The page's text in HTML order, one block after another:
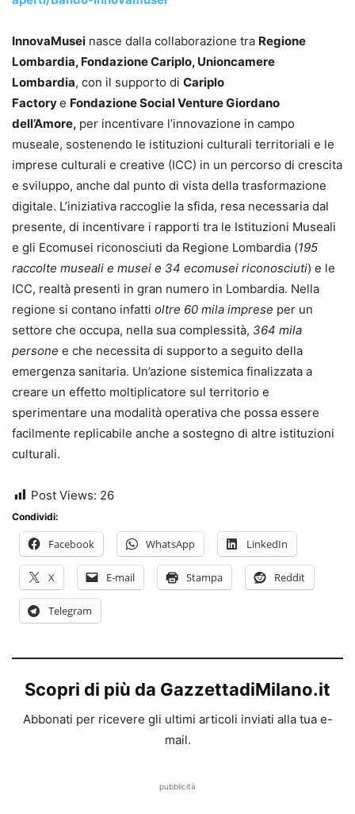
InnovaMusei nasce dalla collaborazione tra Regione
Lombardia, Fondazione Cariplo, Unioncamere
Lombardia, con il supporto di Cariplo
Factorye Fondazione Social Venture Giordano
dell’Amore, per incentivare l’innovazione in campo
museale, sostenendo le istituzioni culturali territoriali e le
imprese culturali e creative (ICC) in un percorso di crescita
e sviluppo, anche dal punto di vista della trasformazione
digitale. L’iniziativa raccoglie la sfida, resa necessaria dal
presente, di incentivare i rapporti tra le Istituzioni Museali
e gli Ecomusei riconosciuti da Regione Lombardia (195
raccolte museali e musei e 34 ecomusei riconosciuti) e le
ICC, realtà presenti in gran numero in Lombardia. Nella
regione si contano infatti oltre 60 mila imprese per un
settore che occupa, nella sua complessità, 364 mila
persone e che necessita di supporto a seguito della
emergenza sanitaria. Un’azione sistemica finalizzata a
creare un effetto moltiplicatore sul territorio e
sperimentare una modalità operativa che possa essere
facilmente replicabile anche a sostegno di altre istituzioni
culturali.
Post Views: 26
Condividi:
Facebook WhatsApp LinkedIn
X E-mail Stampa Reddit
Telegram
Scopri di più da GazzettadiMilano.it
Abbonati per ricevere gli ultimi articoli inviati alla tua e-
mail.
pubblicità